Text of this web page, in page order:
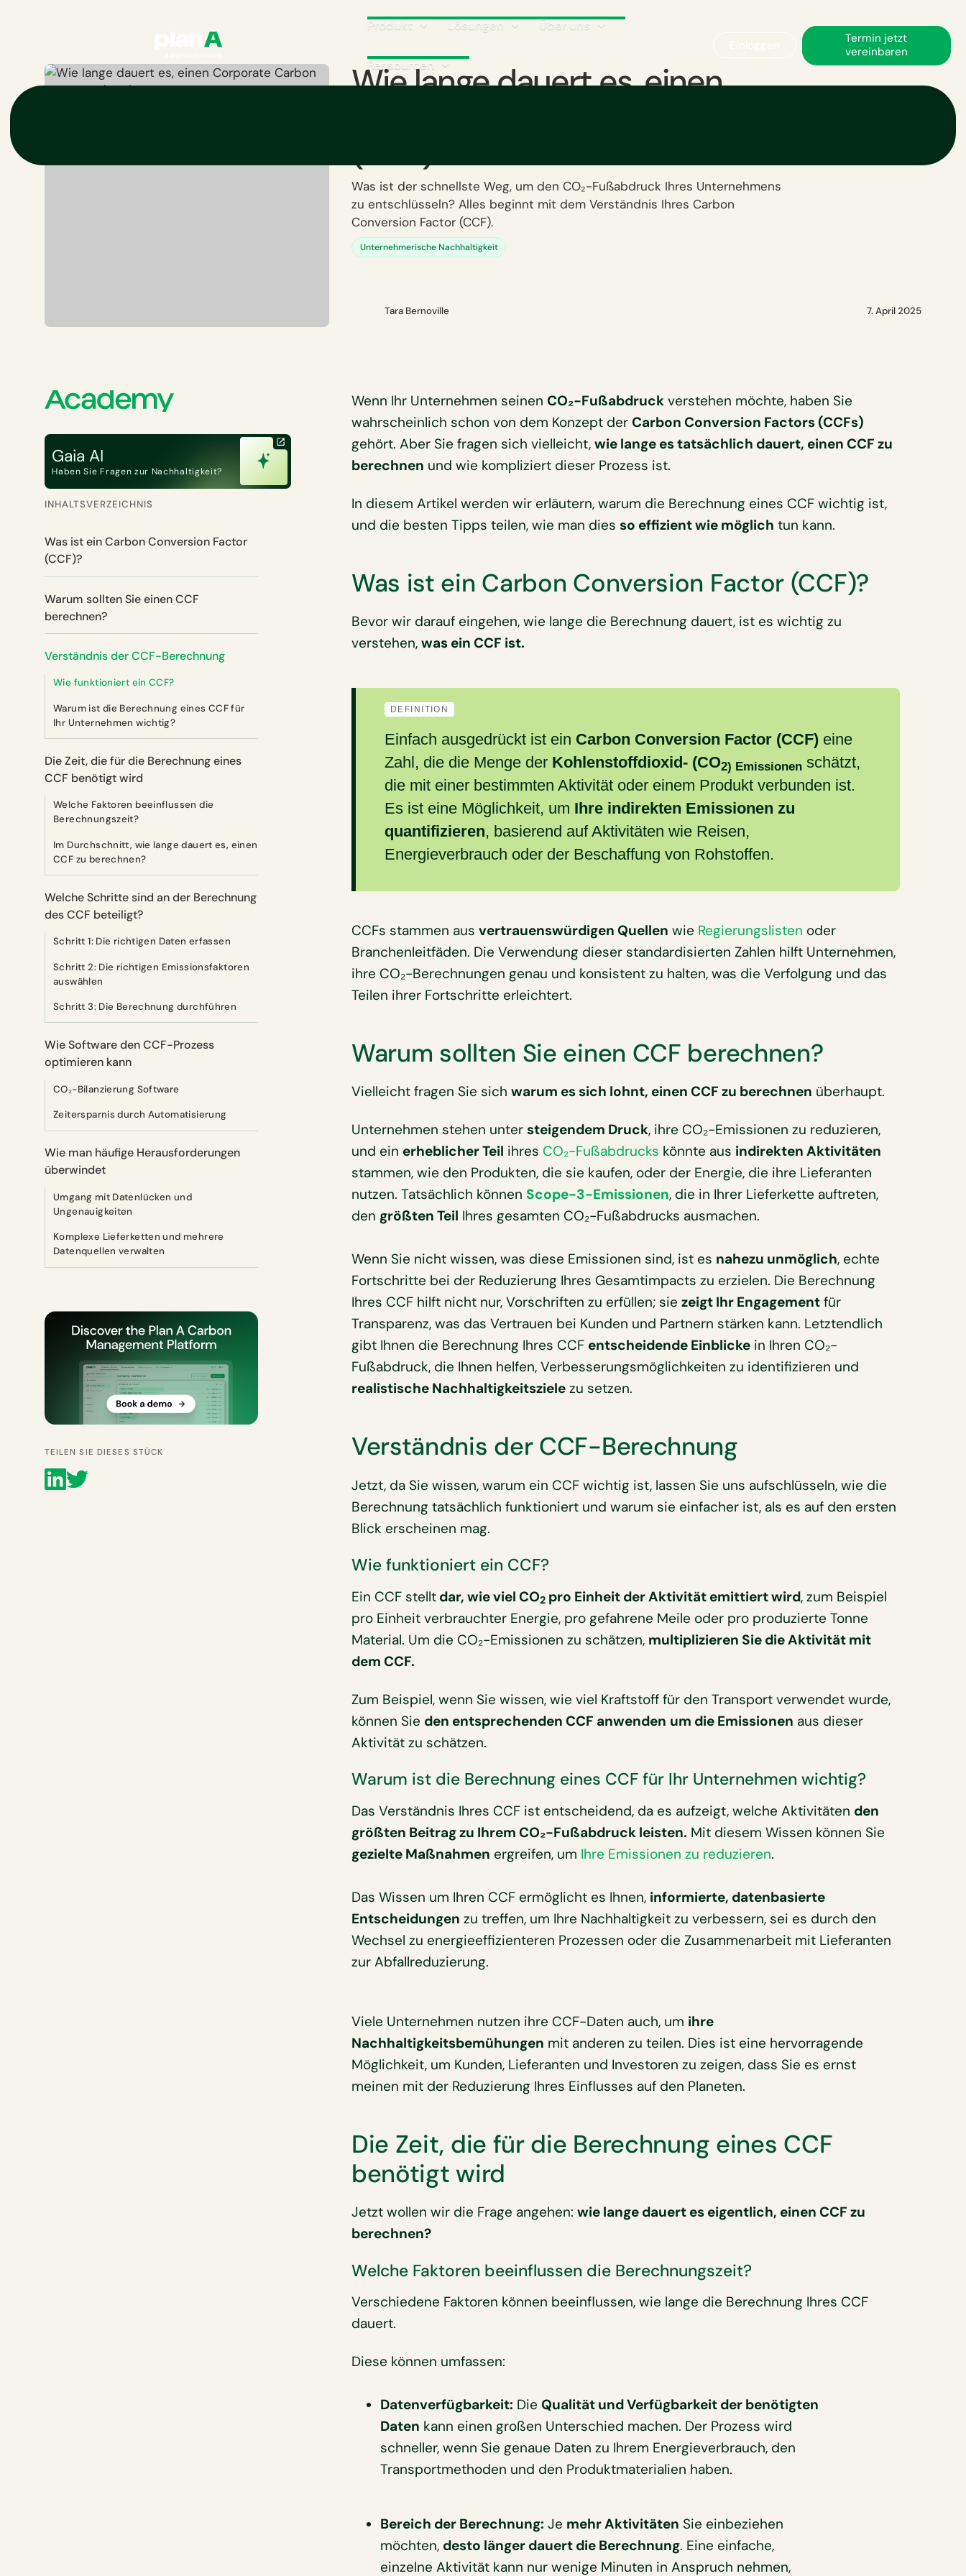
Produkt Lösungen Über uns
Ressourcen
Termin jetzt
vereinbaren
Wie lange dauert es, einen
(CCF) zu berechnen?
Was ist der schnellste Weg, um den CO₂-Fußabdruck Ihres Unternehmens
zu entschlüsseln? Alles beginnt mit dem Verständnis Ihres Carbon
Conversion Factor (CCF).
Unternehmerische Nachhaltigkeit
Tara Bernoville 7. April 2025
Gaia AI
Haben Sie Fragen zur Nachhaltigkeit?
INHALTSVERZEICHNIS
Was ist ein Carbon Conversion Factor
(CCF)?
Warum sollten Sie einen CCF
berechnen?
Verständnis der CCF-Berechnung
Wie funktioniert ein CCF?
Warum ist die Berechnung eines CCF für
Ihr Unternehmen wichtig?
Die Zeit, die für die Berechnung eines
CCF benötigt wird
Welche Faktoren beeinflussen die
Berechnungszeit?
Im Durchschnitt, wie lange dauert es, einen
CCF zu berechnen?
Welche Schritte sind an der Berechnung
des CCF beteiligt?
Schritt 1: Die richtigen Daten erfassen
Schritt 2: Die richtigen Emissionsfaktoren
auswählen
Schritt 3: Die Berechnung durchführen
Wie Software den CCF-Prozess
optimieren kann
CO₂-Bilanzierung Software
Zeitersparnis durch Automatisierung
Wie man häufige Herausforderungen
überwindet
Umgang mit Datenlücken und
Ungenauigkeiten
Komplexe Lieferketten und mehrere
Datenquellen verwalten
TEILEN SIE DIESES STÜCK
Wenn Ihr Unternehmen seinen CO₂-Fußabdruckverstehen möchte, haben Sie
wahrscheinlich schon von dem Konzept der Carbon Conversion Factors (CCFs)
gehört. Aber Sie fragen sich vielleicht, wie lange es tatsächlich dauert, einen CCF zu
berechnen und wie kompliziert dieser Prozess ist.
In diesem Artikel werden wir erläutern, warum die Berechnung eines CCF wichtig ist,
und die besten Tipps teilen, wie man dies so effizient wie möglich tun kann.
Was ist ein Carbon Conversion Factor (CCF)?
Bevor wir darauf eingehen, wie lange die Berechnung dauert, ist es wichtig zu
verstehen, was ein CCF ist.
DEFINITION
Einfach ausgedrückt ist ein Carbon Conversion Factor (CCF)eine
Zahl, die die Menge der Kohlenstoffdioxid- (CO2) Emissionenschätzt,
die mit einer bestimmten Aktivität oder einem Produkt verbunden ist.
Es ist eine Möglichkeit, um Ihre indirekten Emissionen zu
quantifizieren, basierend auf Aktivitäten wie Reisen,
Energieverbrauch oder der Beschaffung von Rohstoffen.
CCFs stammen aus vertrauenswürdigen Quellen wie Regierungslisten oder
Branchenleitfäden. Die Verwendung dieser standardisierten Zahlen hilft Unternehmen,
ihre CO₂-Berechnungen genau und konsistent zu halten, was die Verfolgung und das
Teilen ihrer Fortschritte erleichtert.
Warum sollten Sie einen CCF berechnen?
Vielleicht fragen Sie sich warum es sich lohnt, einen CCF zu berechnen überhaupt.
Unternehmen stehen unter steigendem Druck, ihre CO₂-Emissionen zu reduzieren,
und ein erheblicher Teil ihres CO₂-Fußabdrucks könnte aus indirekten Aktivitäten
stammen, wie den Produkten, die sie kaufen, oder der Energie, die ihre Lieferanten
nutzen. Tatsächlich können Scope-3-Emissionen, die in Ihrer Lieferkette auftreten,
den größten Teil Ihres gesamten CO₂-Fußabdrucks ausmachen.
Wenn Sie nicht wissen, was diese Emissionen sind, ist es nahezu unmöglich, echte
Fortschritte bei der Reduzierung Ihres Gesamtimpacts zu erzielen. Die Berechnung
Ihres CCF hilft nicht nur, Vorschriften zu erfüllen; sie zeigt Ihr Engagementfür
Transparenz, was das Vertrauen bei Kunden und Partnern stärken kann. Letztendlich
gibt Ihnen die Berechnung Ihres CCF entscheidende Einblickein Ihren CO₂-
Fußabdruck, die Ihnen helfen, Verbesserungsmöglichkeiten zu identifizieren und
realistische Nachhaltigkeitszielezu setzen.
Verständnis der CCF-Berechnung
Jetzt, da Sie wissen, warum ein CCF wichtig ist, lassen Sie uns aufschlüsseln, wie die
Berechnung tatsächlich funktioniert und warum sie einfacher ist, als es auf den ersten
Blick erscheinen mag.
Wie funktioniert ein CCF?
Ein CCF stelltdar, wie viel CO2pro Einheit der Aktivität emittiert wird, zum Beispiel
pro Einheit verbrauchter Energie, pro gefahrene Meile oder pro produzierte Tonne
Material. Um die CO₂-Emissionen zu schätzen, multiplizieren Sie die Aktivität mit
dem CCF.
Zum Beispiel, wenn Sie wissen, wie viel Kraftstoff für den Transport verwendet wurde,
können Sie den entsprechenden CCF anwenden um die Emissionen aus dieser
Aktivität zu schätzen.
Warum ist die Berechnung eines CCF für Ihr Unternehmen wichtig?
Das Verständnis Ihres CCF ist entscheidend, da es aufzeigt, welche Aktivitäten den
größten Beitrag zu Ihrem CO₂-Fußabdruck leisten. Mit diesem Wissen können Sie
gezielte Maßnahmen ergreifen, um Ihre Emissionen zu reduzieren.
Das Wissen um Ihren CCF ermöglicht es Ihnen, informierte, datenbasierte
Entscheidungen zu treffen, um Ihre Nachhaltigkeit zu verbessern, sei es durch den
Wechsel zu energieeffizienteren Prozessen oder die Zusammenarbeit mit Lieferanten
zur Abfallreduzierung.
Viele Unternehmen nutzen ihre CCF-Daten auch, um ihre
Nachhaltigkeitsbemühungen mit anderen zu teilen. Dies ist eine hervorragende
Möglichkeit, um Kunden, Lieferanten und Investoren zu zeigen, dass Sie es ernst
meinen mit der Reduzierung Ihres Einflusses auf den Planeten.
Die Zeit, die für die Berechnung eines CCF
benötigt wird
Jetzt wollen wir die Frage angehen: wie lange dauert es eigentlich, einen CCF zu
berechnen?
Welche Faktoren beeinflussen die Berechnungszeit?
Verschiedene Faktoren können beeinflussen, wie lange die Berechnung Ihres CCF
dauert.
Diese können umfassen:
Datenverfügbarkeit: Die Qualität und Verfügbarkeit der benötigten
Daten kann einen großen Unterschied machen. Der Prozess wird
schneller, wenn Sie genaue Daten zu Ihrem Energieverbrauch, den
Transportmethoden und den Produktmaterialien haben.
Bereich der Berechnung: Je mehr Aktivitäten Sie einbeziehen
möchten, desto länger dauert die Berechnung. Eine einfache,
einzelne Aktivität kann nur wenige Minuten in Anspruch nehmen,